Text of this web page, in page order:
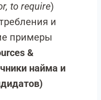
to require)
и
примеры
&
найма и